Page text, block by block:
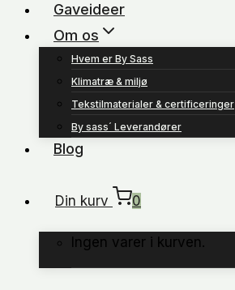
Gaveideer
Om os
Hvem er By Sass
Klimatræ & miljø
Tekstilmaterialer & certificeringer
By sass´ Leverandører
Blog
Din kurv 0
Ingen varer i kurven.